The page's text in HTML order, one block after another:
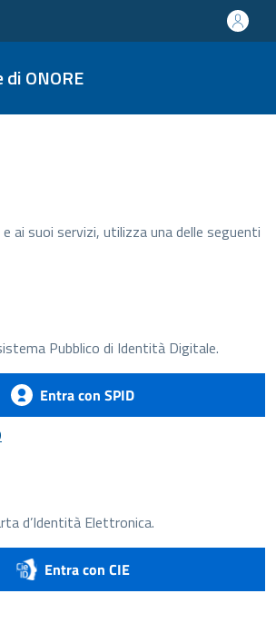
di ONORE
ai suoi servizi, utilizza una delle seguenti
Pubblico di Identità Digitale.
Entra con SPID
d’Identità Elettronica.
Entra con CIE
richiedere CIE